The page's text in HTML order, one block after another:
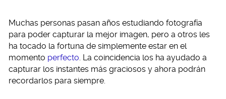
Muchas personas pasan años estudiando fotografía
para poder capturar la mejor imagen, pero a otros les
ha tocado la fortuna de simplemente estar en el
momento perfecto. La coincidencia los ha ayudado a
capturar los instantes más graciosos y ahora podrán
recordarlos para siempre.